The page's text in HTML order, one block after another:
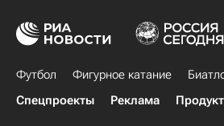
Футбол Фигурное катание
Спецпроекты
Реклама